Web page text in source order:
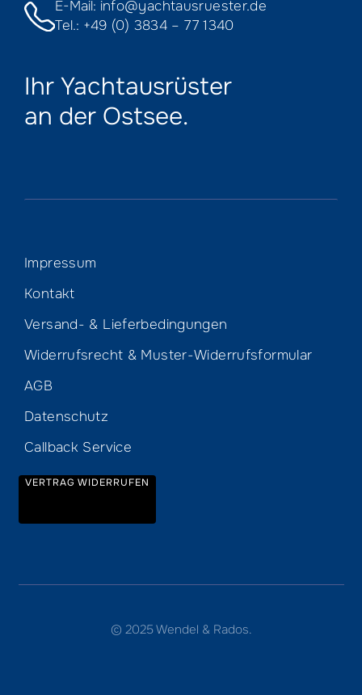
E-Mail: info@yachtausruester.de
Tel.: +49 (0) 3834 – 77 1340
Ihr Yachtausrüster
an der Ostsee.
Impressum
Kontakt
Versand- & Lieferbedingungen
Widerrufsrecht & Muster-Widerrufsformular
AGB
Datenschutz
Callback Service
VERTRAG WIDERRUFEN
© 2025 Wendel & Rados.